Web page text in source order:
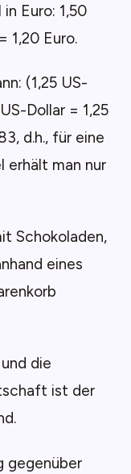
Euro: 1,50
1,20 Euro.
(1,25 US-
Dollar = 1,25
d.h., für eine
erhält man nur
Schokoladen,
eines
die
ist der
gegenüber